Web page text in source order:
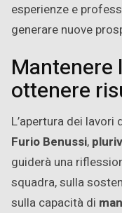
esperienze e
generare nuove
Mantenere
ottenere
L’apertura dei
Furio Benussi,
guiderà una
squadra, sulla
sulla capacità di